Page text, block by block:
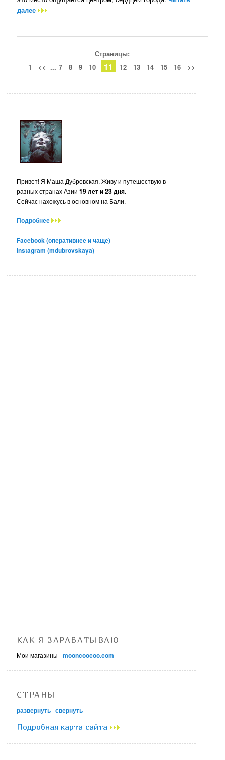
далее
Страницы:
1
<< ... 7 8 9 10 11 12 13 14 15 16 >>
Привет! Я Маша Дубровская. Живу и путешествую в
разных странах Азии19 лет и 23 дня.
Сейчас нахожусь в основном на Бали.
Подробнее
Facebook (оперативнее и чаще)
Instagram (mdubrovskaya)
КАК Я ЗАРАБАТЫВАЮ
Мои магазины -mooncoocoo.com
СТРАНЫ
развернуть |свернуть
Подробная карта сайта